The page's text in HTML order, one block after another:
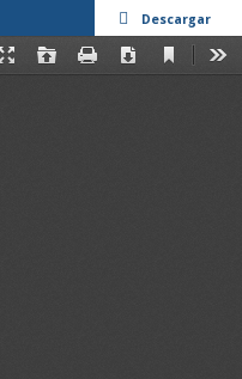
Descargar